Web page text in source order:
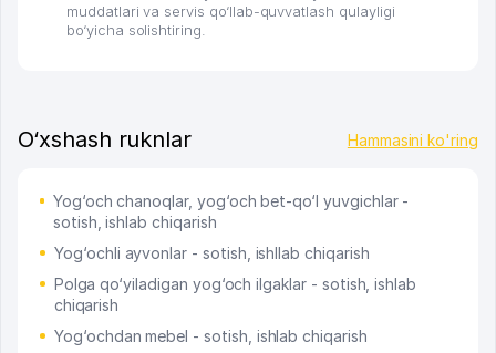
muddatlari va servis qo‘llab-quvvatlash qulayligi
bo‘yicha solishtiring.
O‘xshash ruknlar Hammasini ko'ring
Yog‘och chanoqlar, yog‘och bet-qo‘l yuvgichlar -
sotish, ishlab chiqarish
Yog‘ochli ayvonlar - sotish, ishllab chiqarish
Polga qo‘yiladigan yog‘och ilgaklar - sotish, ishlab
chiqarish
Yog‘ochdan mebel - sotish, ishlab chiqarish